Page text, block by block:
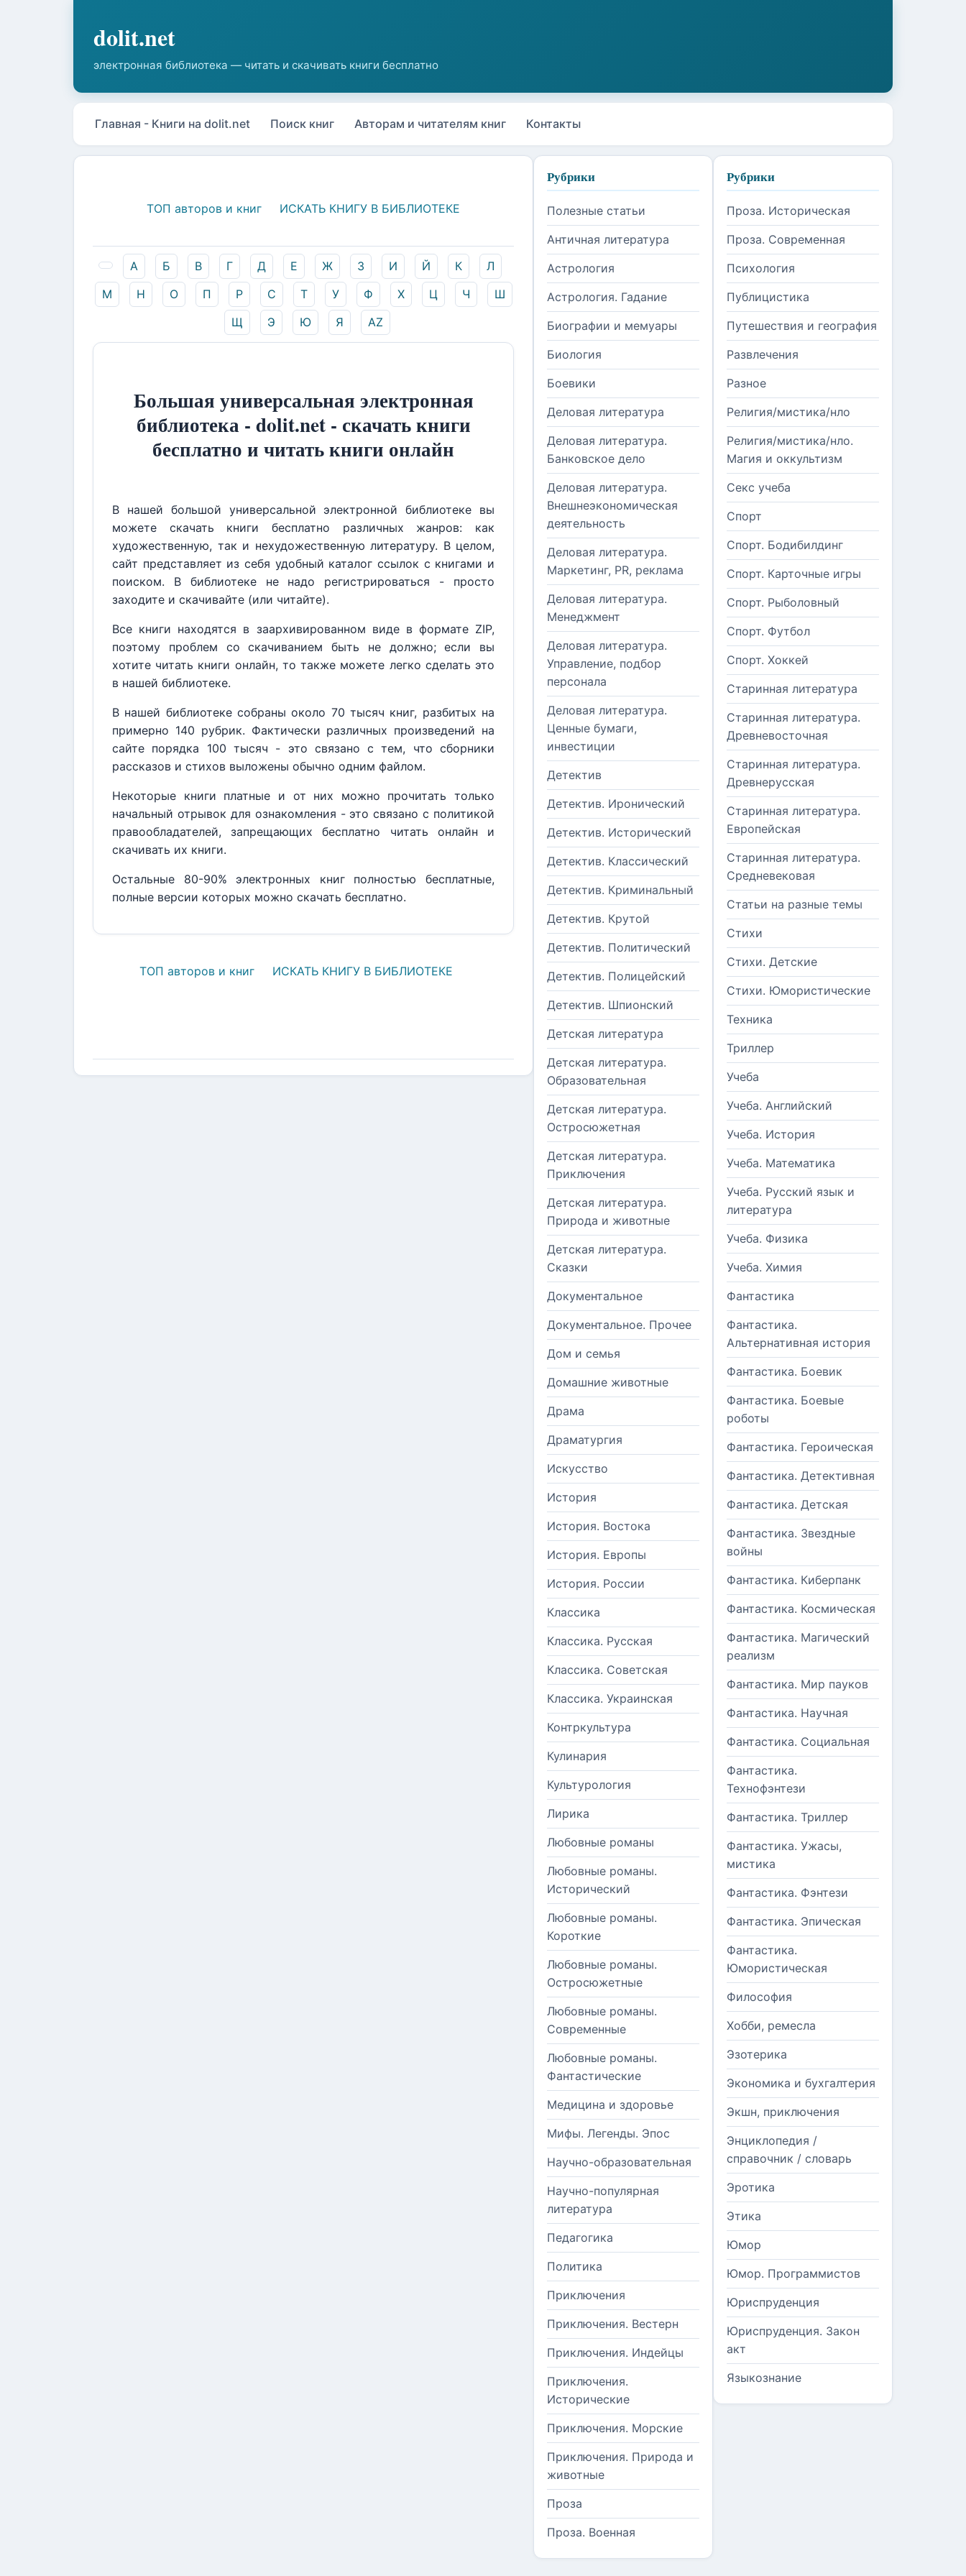
Главная - Книги на dolit.net Поиск книг Авторам и читателям книг Контакты
ТОП авторов и книг ИСКАТЬ КНИГУ В БИБЛИОТЕКЕ
А Б В Г Д Е Ж З И Й К
Л
М
Н О П Р С Т У Ф Х Ц Ч
Ш
Щ
Э Ю Я AZ
Большая универсальная электронная
библиотека - dolit.net - скачать книги
бесплатно и читать книги онлайн
В нашей большой универсальной электронной библиотеке вы
можете скачать книги бесплатно различных жанров: как
художественную, так и нехудожественную литературу. В целом,
сайт представляет из себя удобный каталог ссылок с книгами и
поиском. В библиотеке не надо регистрироваться - просто
заходите и скачивайте (или читайте).
Все книги находятся в заархивированном виде в формате ZIP,
поэтому проблем со скачиванием быть не должно; если вы
хотите читать книги онлайн, то также можете легко сделать это
в нашей библиотеке.
В нашей библиотеке собраны около 70 тысяч книг, разбитых на
примерно 140 рубрик. Фактически различных произведений на
сайте порядка 100 тысяч - это связано с тем, что сборники
рассказов и стихов выложены обычно одним файлом.
Некоторые книги платные и от них можно прочитать только
начальный отрывок для ознакомления - это связано с политикой
правообладателей, запрещающих бесплатно читать онлайн и
скачивать их книги.
Остальные 80-90% электронных книг полностью бесплатные,
полные версии которых можно скачать бесплатно.
ТОП авторов и книг ИСКАТЬ КНИГУ В БИБЛИОТЕКЕ
Рубрики
Полезные статьи
Античная литература
Астрология
Астрология. Гадание
Биографии и мемуары
Биология
Боевики
Деловая литература
Деловая литература.
Банковское дело
Деловая литература.
Внешнеэкономическая
деятельность
Деловая литература.
Маркетинг, PR, реклама
Деловая литература.
Менеджмент
Деловая литература.
Управление, подбор
персонала
Деловая литература.
Ценные бумаги,
инвестиции
Детектив
Детектив. Иронический
Детектив. Исторический
Детектив. Классический
Детектив. Криминальный
Детектив. Крутой
Детектив. Политический
Детектив. Полицейский
Детектив. Шпионский
Детская литература
Детская литература.
Образовательная
Детская литература.
Остросюжетная
Детская литература.
Приключения
Детская литература.
Природа и животные
Детская литература.
Сказки
Документальное
Документальное. Прочее
Дом и семья
Домашние животные
Драма
Драматургия
Искусство
История
История. Востока
История. Европы
История. России
Классика
Классика. Русская
Классика. Советская
Классика. Украинская
Контркультура
Кулинария
Культурология
Лирика
Любовные романы
Любовные романы.
Исторический
Любовные романы.
Короткие
Любовные романы.
Остросюжетные
Любовные романы.
Современные
Любовные романы.
Фантастические
Медицина и здоровье
Мифы. Легенды. Эпос
Научно-образовательная
Научно-популярная
литература
Педагогика
Политика
Приключения
Приключения. Вестерн
Приключения. Индейцы
Приключения.
Исторические
Приключения. Морские
Приключения. Природа и
животные
Проза
Проза. Военная
Рубрики
Проза. Историческая
Проза. Современная
Психология
Публицистика
Путешествия и география
Развлечения
Разное
Религия/мистика/нло
Религия/мистика/нло.
Магия и оккультизм
Секс учеба
Спорт
Спорт. Бодибилдинг
Спорт. Карточные игры
Спорт. Рыболовный
Спорт. Футбол
Спорт. Хоккей
Старинная литература
Старинная литература.
Древневосточная
Старинная литература.
Древнерусская
Старинная литература.
Европейская
Старинная литература.
Средневековая
Статьи на разные темы
Стихи
Стихи. Детские
Стихи. Юмористические
Техника
Триллер
Учеба
Учеба. Английский
Учеба. История
Учеба. Математика
Учеба. Русский язык и
литература
Учеба. Физика
Учеба. Химия
Фантастика
Фантастика.
Альтернативная история
Фантастика. Боевик
Фантастика. Боевые
роботы
Фантастика. Героическая
Фантастика. Детективная
Фантастика. Детская
Фантастика. Звездные
войны
Фантастика. Киберпанк
Фантастика. Космическая
Фантастика. Магический
реализм
Фантастика. Мир пауков
Фантастика. Научная
Фантастика. Социальная
Фантастика.
Технофэнтези
Фантастика. Триллер
Фантастика. Ужасы,
мистика
Фантастика. Фэнтези
Фантастика. Эпическая
Фантастика.
Юмористическая
Философия
Хобби, ремесла
Эзотерика
Экономика и бухгалтерия
Экшн, приключения
Энциклопедия /
справочник / словарь
Эротика
Этика
Юмор
Юмор. Программистов
Юриспруденция
Юриспруденция. Закон
акт
Языкознание